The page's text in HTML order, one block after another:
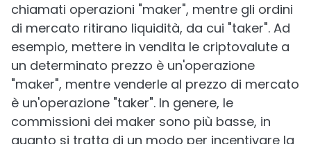
chiamati operazioni "maker", mentre gli ordini
di mercato ritirano liquidità, da cui "taker". Ad
esempio, mettere in vendita le criptovalute a
un determinato prezzo è un'operazione
"maker", mentre venderle al prezzo di mercato
è un'operazione "taker". In genere, le
commissioni dei maker sono più basse, in
quanto si tratta di un modo per incentivare la